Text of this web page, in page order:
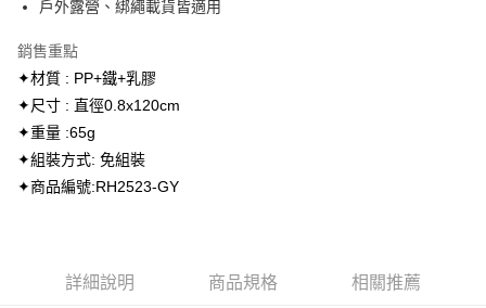
相關說明
AFTEE先享後付是「在收到商品之後才付款」的支付方式。 讓您購物簡單
便利好安心！
１．簡單：不需註冊會員、不需綁卡、不需儲值。
２．便利：只要手機號碼，簡訊認證，即可結帳。
３．安心：先確認商品／服務後，再付款。
１．於結帳方式選擇「AFTEE先享後付」後，將跳轉至「AFTEE先享後付」
ATM／網路銀行／等多元方式進行付款，方視為交易完成。
※ 請注意：結帳手續完成當下不需立刻繳費，但若您需要取消訂單，請聯絡
ATM付款
運送方式
全家取貨付款
每筆NT$60，滿NT$1,000(含以上)免運費
戶外露營、綁繩載貨皆適用
銷售重點
✦材質 : PP+鐵+乳膠
✦尺寸 : 直徑0.8x120cm
✦重量 :65g
✦組裝方式: 免組裝
✦商品編號:RH2523-GY
詳細說明 商品規格 相關推薦